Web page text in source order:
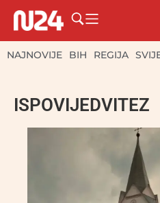
NAJNOVIJE BIH REGIJA
ISPOVIJEDVITEZ